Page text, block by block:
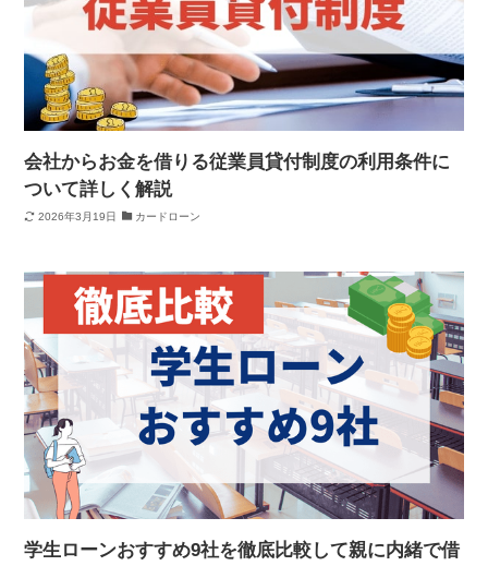
会社からお金を借りる従業員貸付制度の利用条件に
ついて詳しく解説
2026年3月19日 カードローン
学生ローンおすすめ9社を徹底比較して親に内緒で借